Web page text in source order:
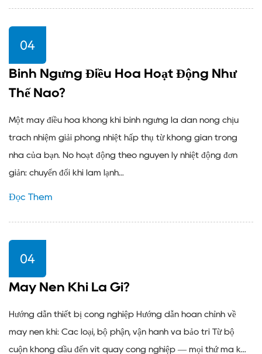
04
Bình Ngưng Điều Hòa Hoạt Động Như
Thế Nào?
Một máy điều hòa không khí bình ngưng là dàn nóng chịu
trách nhiệm giải phóng nhiệt hấp thụ từ không gian trong
nhà của bạn. Nó hoạt động theo nguyên lý nhiệt động đơn
giản: chuyển đổi khí làm lạnh...
Đọc Thêm
04
Máy Nén Khí Là Gì?
Hướng dẫn thiết bị công nghiệp Hướng dẫn hoàn chỉnh về
máy nén khí: Các loại, bộ phận, vận hành và bảo trì Từ bộ
cuộn không dầu đến vít quay công nghiệp — mọi thứ mà k...